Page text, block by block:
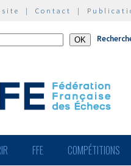
site | Contact |
FFE COMPÉTITIONS